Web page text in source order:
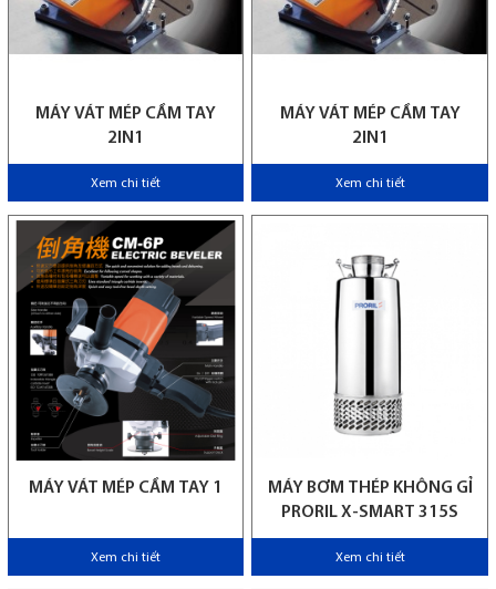
MÁY VÁT MÉP CẦM TAY
2IN1
Xem chi tiết
MÁY VÁT MÉP CẦM TAY
2IN1
Xem chi tiết
MÁY VÁT MÉP CẦM TAY 1
Xem chi tiết
MÁY BƠM THÉP KHÔNG GỈ
PRORIL X-SMART 315S
Xem chi tiết